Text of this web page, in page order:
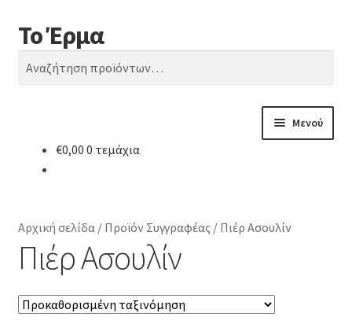
Απευθείας
μετάβαση
στην
Μετάβαση
σε
περιεχόμενο
Το Έρμα
Αναζήτηση
Αναζήτηση
Μενού
Κατηγορίες Βιβλίων
€0,00 0 τεμάχια
Αρχική σελίδα/ Προϊόν Συγγραφέας / Πιέρ Ασουλίν
Πιέρ Ασουλίν